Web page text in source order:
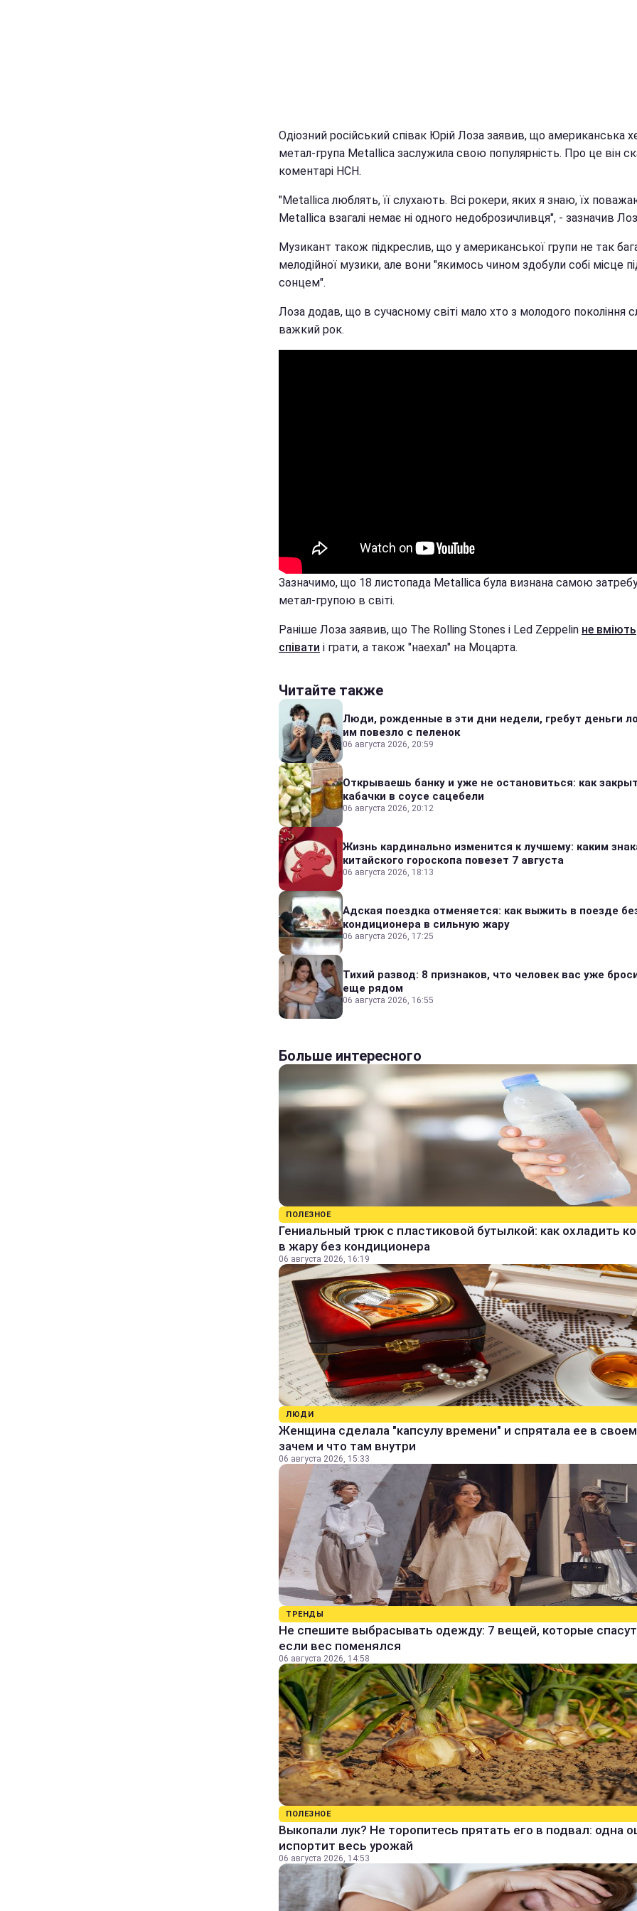
Одіозний російський співак Юрій Лоза заявив, що американська
метал-група Metallica заслужила свою популярність. Про це він
коментарі НСН.
"Metallica люблять, її слухають. Всі рокери, яких я знаю, їх
Metallica взагалі немає ні одного недоброзичливця", - зазначив
Музикант також підкреслив, що у американської групи не так
мелодійної музики, але вони "якимось чином здобули собі місце
сонцем".
Лоза додав, що в сучасному світі мало хто з молодого покоління
важкий рок.
Зазначимо, що 18 листопада Metallica була визнана самою
метал-групою в світі.
Раніше Лоза заявив, що The Rolling Stones і Led Zeppelin не вміють
співати і грати, а також "наехал" на Моцарта.
Читайте также
Люди, рожденные в эти дни недели, гребут деньги
им повезло с пеленок
06 августа 2026, 20:59
Открываешь банку и уже не остановиться: как
кабачки в соусе сацебели
06 августа 2026, 20:12
Жизнь кардинально изменится к лучшему: каким
китайского гороскопа повезет 7 августа
06 августа 2026, 18:13
Адская поездка отменяется: как выжить в поезде
кондиционера в сильную жару
06 августа 2026, 17:25
Тихий развод: 8 признаков, что человек вас уже
еще рядом
06 августа 2026, 16:55
Больше интересного
ПОЛЕЗНОЕ
Гениальный трюк с пластиковой бутылкой: как охладить
в жару без кондиционера
06 августа 2026, 16:19
ЛЮДИ
Женщина сделала "капсулу времени" и спрятала ее в
зачем и что там внутри
06 августа 2026, 15:33
ТРЕНДЫ
Не спешите выбрасывать одежду: 7 вещей, которые спасут
если вес поменялся
06 августа 2026, 14:58
ПОЛЕЗНОЕ
Выкопали лук? Не торопитесь прятать его в подвал: одна
испортит весь урожай
06 августа 2026, 14:53